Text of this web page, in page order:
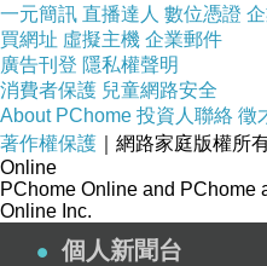
一元簡訊 直播達人 數位憑證
買網址 虛擬主機 企業郵件
廣告刊登 隱私權聲明
消費者保護 兒童網路安全
About PChome 投資人聯絡 徵
著作權保護 ｜網路家庭版權所
Online
PChome Online and PChome
Online Inc.
個人新聞台